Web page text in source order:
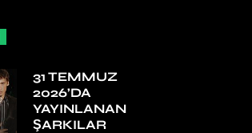
31 TEMMUZ
2026’DA
YAYINLANAN
ŞARKILAR